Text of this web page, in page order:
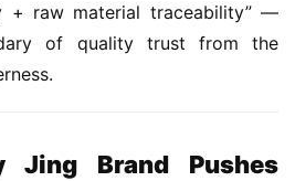
+ raw material traceability” —
of quality trust from the
Jing Brand Pushes